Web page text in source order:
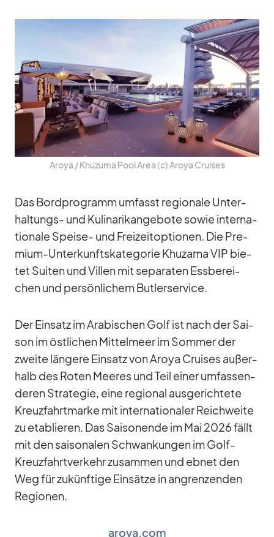
Aroya /​ Khu­zuma Pool Area (c) Aroya Crui­ses
Das Bord­pro­gramm um­fasst re­gio­nale Un­ter­
hal­tungs- und Ku­li­na­rik­an­ge­bote so­wie in­ter­na­
tio­nale Speise- und Frei­zeit­op­tio­nen. Die Pre­
mium-Un­ter­kunfts­ka­te­go­rie Khuz­ama VIP bie­
tet Sui­ten und Vil­len mit se­pa­ra­ten Ess­be­rei­
chen und per­sön­li­chem But­ler­ser­vice.
Der Ein­satz im Ara­bi­schen Golf ist nach der Sai­
son im öst­li­chen Mit­tel­meer im Som­mer der
zweite län­gere Ein­satz von Aroya Crui­ses au­ßer­
halb des Ro­ten Mee­res und Teil ei­ner um­fas­sen­
de­ren Stra­te­gie, eine re­gio­nal aus­ge­rich­tete
Kreuz­fahrt­marke mit in­ter­na­tio­na­ler Reich­weite
zu eta­blie­ren. Das Sai­son­ende im Mai 2026 fällt
mit den sai­so­na­len Schwan­kun­gen im Golf-
Kreuz­fahrt­ver­kehr zu­sam­men und eb­net den
Weg für zu­künf­tige Ein­sätze in an­gren­zen­den
Re­gio­nen.
aroya.com